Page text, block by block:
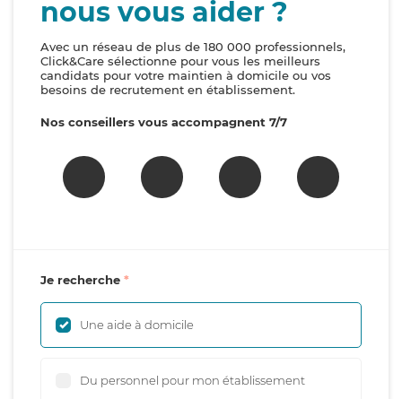
nous vous aider ?
Avec un réseau de plus de 180 000 professionnels,
Click&Care sélectionne pour vous les meilleurs
candidats pour votre maintien à domicile ou vos
besoins de recrutement en établissement.
Nos conseillers vous accompagnent 7/7
Je recherche
Une aide à domicile
Du personnel pour mon établissement